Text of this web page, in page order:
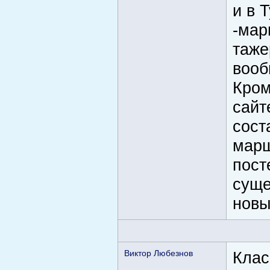
и в
-
Виктор Любезнов